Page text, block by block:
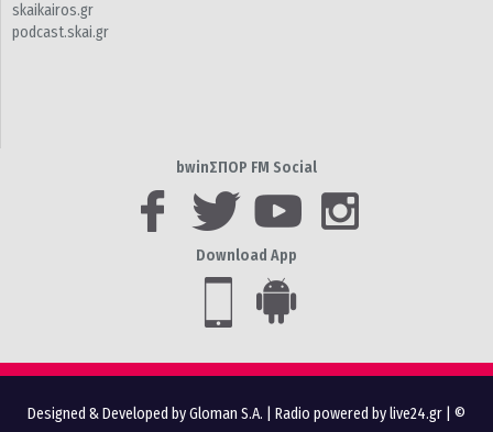
skaikairos.gr
podcast.skai.gr
bwinΣΠΟΡ FM Social
Download App
Designed & Developed by Gloman S.A. Radio powered by live24.gr | ©